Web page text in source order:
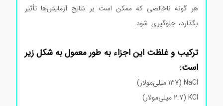
هر گونه ناخالصی که ممکن است بر نتایج آزمایش‌ها تأثیر
بگذارد، جلوگیری شود.سالین بافر فسفات سالین بافر فسفات
ترکیب و غلظت این اجزاء به طور معمول به شکل زیر
است:
NaCl (137 میلی‌مولار)